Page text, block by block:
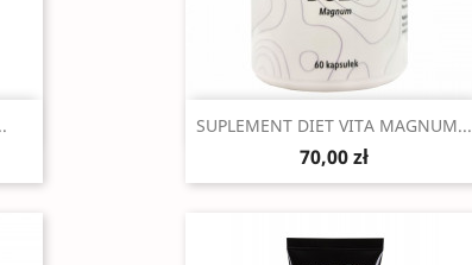
Szybki podgląd
SUPLEMENT DIET VITA MAGNUM...
70,00 zł